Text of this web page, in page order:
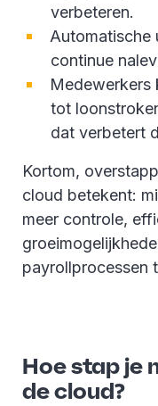
verbeteren.
Automatische
continue
Medewerkers
tot
dat verbetert
Kortom,
cloud betekent:
meer controle,
payrollprocessen
Hoe stap je
de cloud?